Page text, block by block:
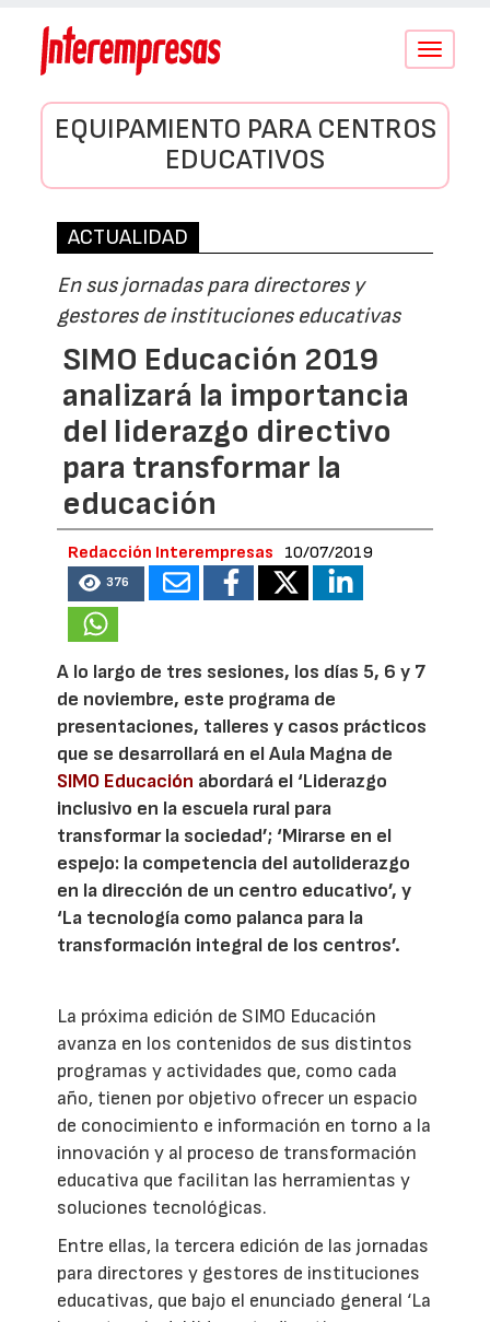
Conmutar
EQUIPAMIENTO PARA CENTROS
EDUCATIVOS
ACTUALIDAD
En sus jornadas para directores y
gestores de instituciones educativas
SIMO Educación 2019
analizará la importancia
del liderazgo directivo
para transformar la
educación
Redacción Interempresas 10/07/2019
376
A lo largo de tres sesiones, los días 5, 6 y 7
de noviembre, este programa de
presentaciones, talleres y casos prácticos
que se desarrollará en el Aula Magna de
SIMO Educación abordará el ‘Liderazgo
inclusivo en la escuela rural para
transformar la sociedad’; ‘Mirarse en el
espejo: la competencia del autoliderazgo
en la dirección de un centro educativo’, y
‘La tecnología como palanca para la
transformación integral de los centros’.
La próxima edición de SIMO Educación
avanza en los contenidos de sus distintos
programas y actividades que, como cada
año, tienen por objetivo ofrecer un espacio
de conocimiento e información en torno a la
innovación y al proceso de transformación
educativa que facilitan las herramientas y
soluciones tecnológicas.
Entre ellas, la tercera edición de las jornadas
para directores y gestores de instituciones
educativas, que bajo el enunciado general ‘La